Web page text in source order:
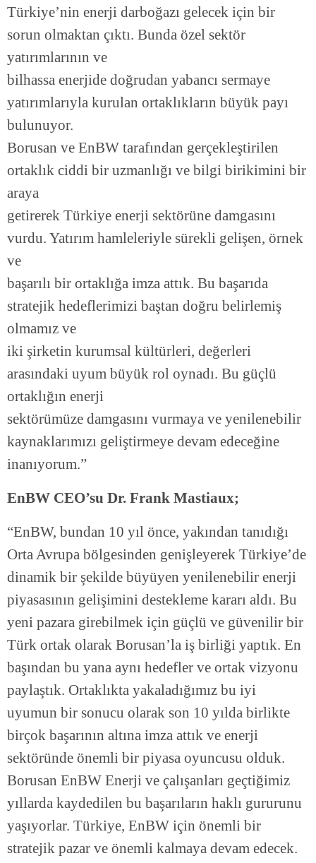
Türkiye’nin enerji darboğazı gelecek için bir
sorun olmaktan çıktı. Bunda özel sektör
yatırımlarının ve
bilhassa enerjide doğrudan yabancı sermaye
yatırımlarıyla kurulan ortaklıkların büyük payı
bulunuyor.
Borusan ve EnBW tarafından gerçekleştirilen
ortaklık ciddi bir uzmanlığı ve bilgi birikimini bir
araya
getirerek Türkiye enerji sektörüne damgasını
vurdu. Yatırım hamleleriyle sürekli gelişen, örnek
ve
başarılı bir ortaklığa imza attık. Bu başarıda
stratejik hedeflerimizi baştan doğru belirlemiş
olmamız ve
iki şirketin kurumsal kültürleri, değerleri
arasındaki uyum büyük rol oynadı. Bu güçlü
ortaklığın enerji
sektörümüze damgasını vurmaya ve yenilenebilir
kaynaklarımızı geliştirmeye devam edeceğine
inanıyorum.”
EnBW CEO’su Dr. Frank Mastiaux;
“EnBW, bundan 10 yıl önce, yakından tanıdığı
Orta Avrupa bölgesinden genişleyerek Türkiye’de
dinamik bir şekilde büyüyen yenilenebilir enerji
piyasasının gelişimini destekleme kararı aldı. Bu
yeni pazara girebilmek için güçlü ve güvenilir bir
Türk ortak olarak Borusan’la iş birliği yaptık. En
başından bu yana aynı hedefler ve ortak vizyonu
paylaştık. Ortaklıkta yakaladığımız bu iyi
uyumun bir sonucu olarak son 10 yılda birlikte
birçok başarının altına imza attık ve enerji
sektöründe önemli bir piyasa oyuncusu olduk.
Borusan EnBW Enerji ve çalışanları geçtiğimiz
yıllarda kaydedilen bu başarıların haklı gururunu
yaşıyorlar. Türkiye, EnBW için önemli bir
stratejik pazar ve önemli kalmaya devam edecek.